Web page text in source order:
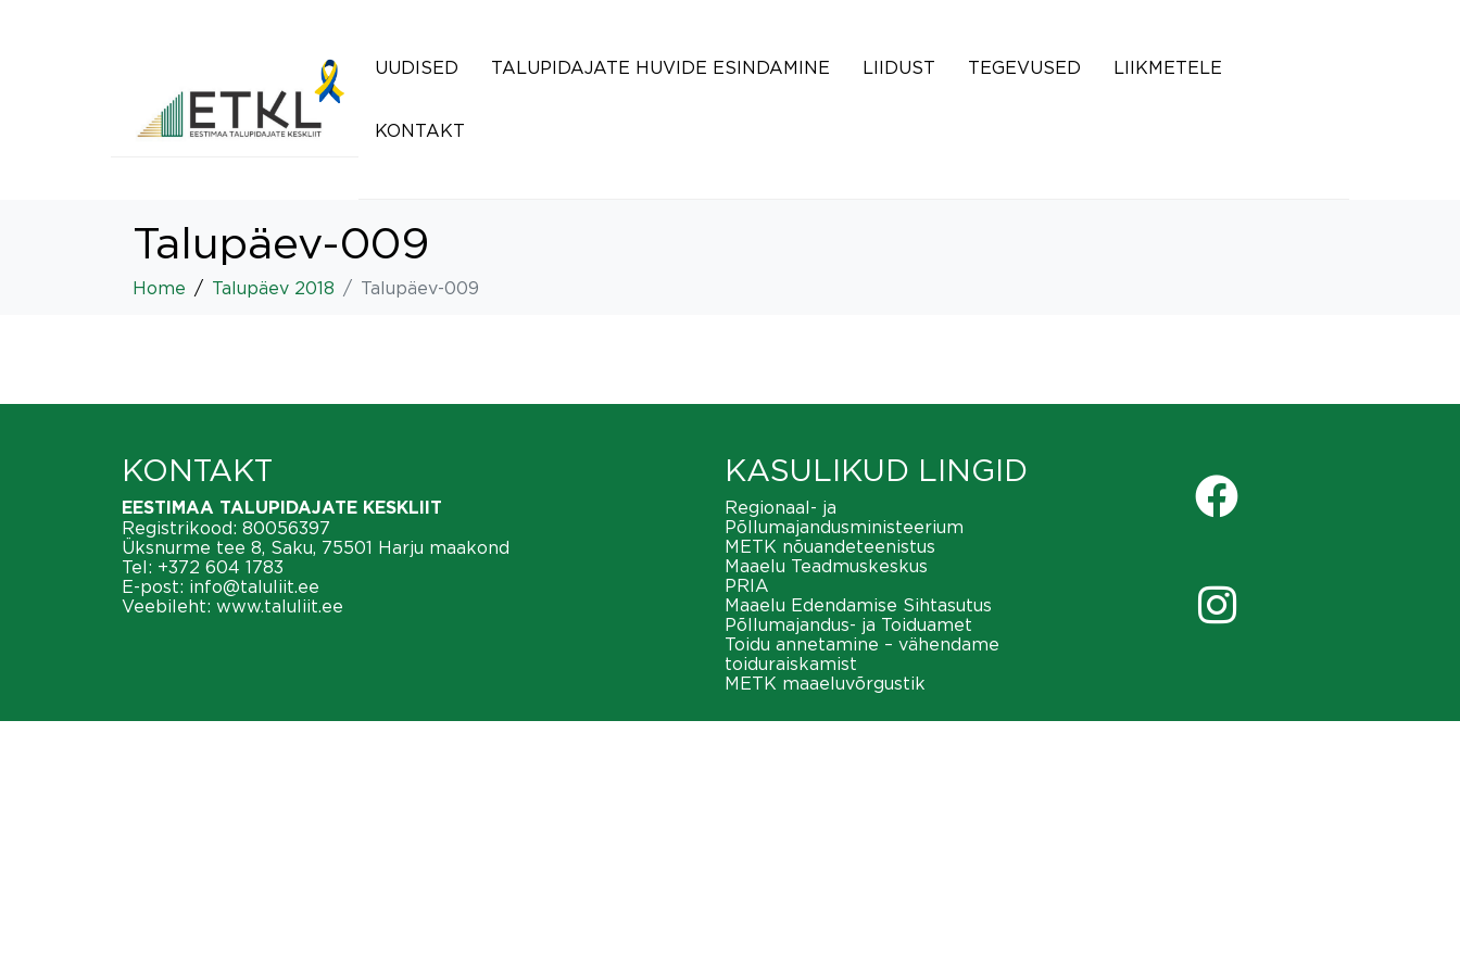
UUDISED TALUPIDAJATE HUVIDE ESINDAMINE LIIDUST TEGEVUSED LIIKMETELE
KONTAKT
Talupäev-009
Home Talupäev 2018 Talupäev-009
KONTAKT
EESTIMAA TALUPIDAJATE KESKLIIT
Registrikood: 80056397
Üksnurme tee 8, Saku, 75501 Harju maakond
Tel: +372 604 1783
E-post: info@taluliit.ee
Veebileht: www.taluliit.ee
KASULIKUD LINGID
Regionaal- ja
Põllumajandusministeerium
METK nõuandeteenistus
Maaelu Teadmuskeskus
PRIA
Maaelu Edendamise Sihtasutus
Põllumajandus- ja Toiduamet
Toidu annetamine – vähendame
toiduraiskamist
METK maaeluvõrgustik